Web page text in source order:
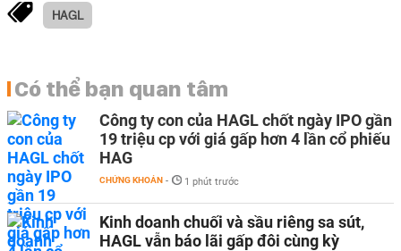
HAGL
Có thể bạn quan tâm
Công ty con của HAGL chốt ngày IPO gần
19 triệu cp với giá gấp hơn 4 lần cổ phiếu
HAG
CHỨNG KHOÁN - 1 phút trước
Kinh doanh chuối và sầu riêng sa sút,
HAGL vẫn báo lãi gấp đôi cùng kỳ